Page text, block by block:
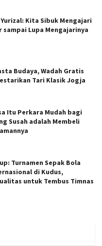
Kita Sibuk Mengajari
sampai Lupa Mengajarinya
Budaya, Wadah Gratis
Tari Klasik Jogja
Itu Perkara Mudah bagi
Susah adalah Membeli
Turnamen Sepak Bola
di Kudus,
untuk Tembus Timnas